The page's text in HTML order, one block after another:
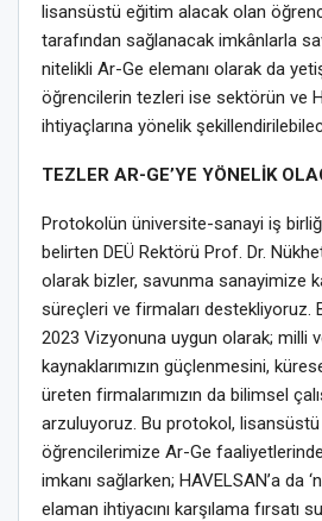
lisansüstü eğitim alacak olan
tarafından sağlanacak imkânlarla
nitelikli Ar-Ge elemanı olarak da
öğrencilerin tezleri ise sektörün ve
ihtiyaçlarına yönelik
TEZLER AR-GE’YE YÖNELİK
Protokolün üniversite-sanayi iş
belirten DEÜ Rektörü Prof. Dr.
olarak bizler, savunma sanayimize
süreçleri ve firmaları destekliyoruz.
2023 Vizyonuna uygun olarak; milli
kaynaklarımızın güçlenmesini,
üreten firmalarımızın da bilimsel
arzuluyoruz. Bu protokol,
öğrencilerimize Ar-Ge
imkanı sağlarken; HAVELSAN’a da
elaman ihtiyacını karşılama fırsatı